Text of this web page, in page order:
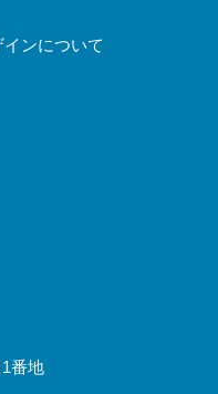
ンについて
番地